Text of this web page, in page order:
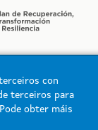
con
terceiros para
obter máis